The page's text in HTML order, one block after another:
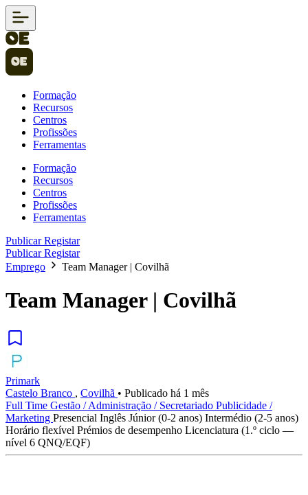
Formação
Recursos
Centros
Profissões
Ferramentas
Formação
Recursos
Centros
Profissões
Ferramentas
PublicarRegistar
PublicarRegistar
Emprego
Team Manager | Covilhã
Team Manager | Covilhã
Primark
Castelo Branco , Covilhã • Publicado há 1 mês
Full Time Gestão / Administração / Secretariado Publicidade /
Marketing Presencial Inglês Júnior (0-2 anos) Intermédio (2-5 anos)
Horário flexível Prémios de desempenho Licenciatura (1.º ciclo —
nível 6 QNQ/EQF)